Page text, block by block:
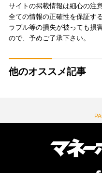
サイトの掲載情報は細心の注
全ての情報の正確性を保証す
ラブル等の損失が被っても損
ので、予めご了承下さい。
他のオススメ記事